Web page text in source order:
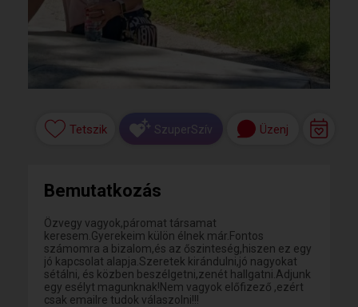
Tetszik SzuperSzív Üzenj
Bemutatkozás
Özvegy vagyok,páromat társamat
keresem.Gyerekeim külön élnek már.Fontos
számomra a bizalom,és az őszinteség,hiszen ez egy
jó kapcsolat alapja.Szeretek kirándulni,jó nagyokat
sétálni, és közben beszélgetni,zenét hallgatni.Adjunk
egy esélyt magunknak!Nem vagyok előfizező ,ezért
csak emailre tudok válaszolni!!!